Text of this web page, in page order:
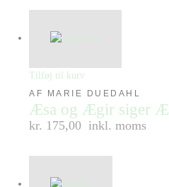
Tilføj til kurv
AF MARIE DUEDAHL
Æsa og Ægir siger Æ
kr. 175,00 inkl. moms